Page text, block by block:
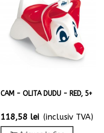
CAM - OLITA DUDU - RED, 5+
118,58 lei (inclusiv TVA)